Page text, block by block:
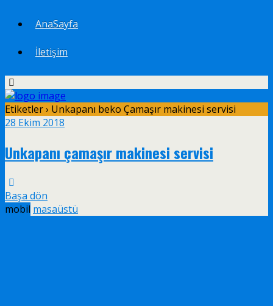
AnaSayfa
İletişim
Etiketler › Unkapanı beko Çamaşır makinesi servisi
28 Ekim 2018
Unkapanı çamaşır makinesi servisi
Başa dön
mobil masaüstü